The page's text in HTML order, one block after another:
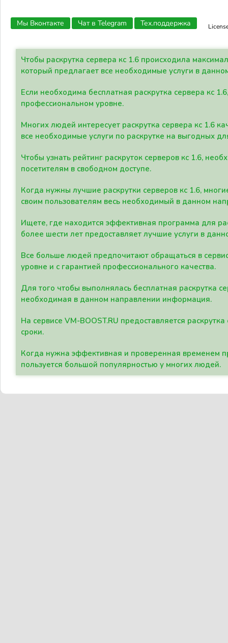
Мы Вконтакте Чат в Telegram Тех.поддержка
Чтобы раскрутка сервера кс 1.6 происходила
который предлагает все необходимые услуги в
Если необходима бесплатная раскрутка сервера кс
профессиональном уровне.
Многих людей интересует раскрутка сервера кс 1.6
все необходимые услуги по раскрутке на выгодных
Чтобы узнать рейтинг раскруток серверов кс 1.6,
посетителям в свободном доступе.
Когда нужны лучшие раскрутки серверов кс 1.6,
своим пользователям весь необходимый в данном
Ищете, где находится эффективная программа для
более шести лет предоставляет лучшие услуги в
Все больше людей предпочитают обращаться в
уровне и с гарантией профессионального качества.
Для того чтобы выполнялась бесплатная раскрутка
необходимая в данном направлении информация.
На сервисе VM-BOOST.RU предоставляется
сроки.
Когда нужна эффективная и проверенная временем
пользуется большой популярностью у многих людей.